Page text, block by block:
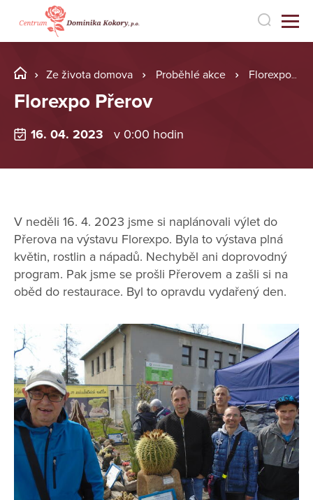
Ze života domova Proběhlé akce Florexpo Přerov
Florexpo Přerov
16. 04. 2023 v 0:00 hodin
V neděli 16. 4. 2023 jsme si naplánovali výlet do
Přerova na výstavu Florexpo. Byla to výstava plná
květin, rostlin a nápadů. Nechyběl ani doprovodný
program. Pak jsme se prošli Přerovem a zašli si na
oběd do restaurace. Byl to opravdu vydařený den.